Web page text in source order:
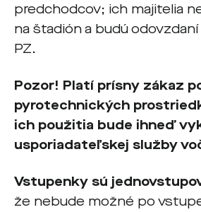
predchodcov; ich majitelia
na štadión a budú
PZ.
Pozor! Platí prísny zákaz
pyrotechnických
ich použitia bude ihneď
usporiadateľskej služby
Vstupenky sú
že nebude možné po